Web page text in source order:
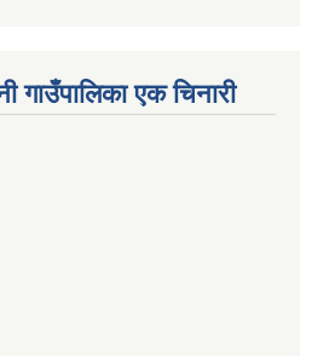
गाउँपालिका एक चिनारी